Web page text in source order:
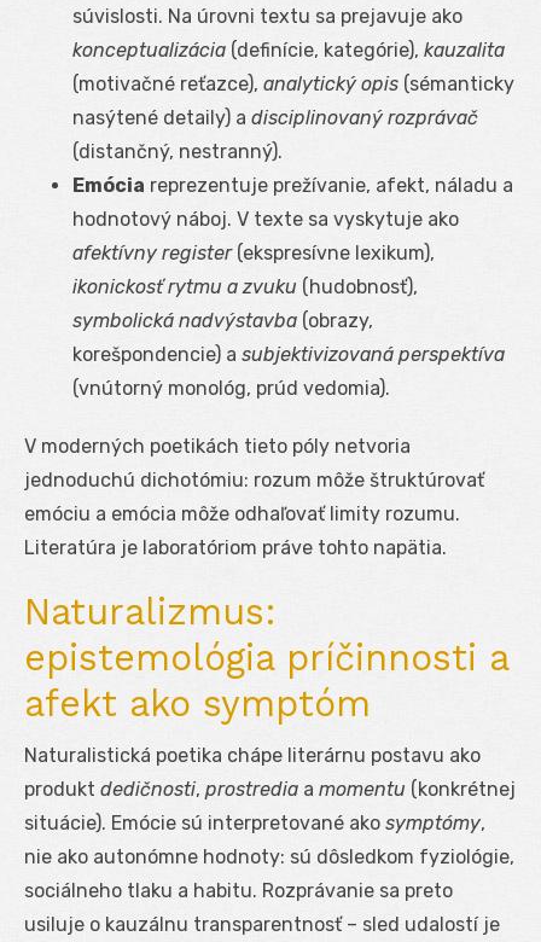
súvislosti. Na úrovni textu sa prejavuje ako
konceptualizácia (definície, kategórie), kauzalita
(motivačné reťazce), analytický opis (sémanticky
nasýtené detaily) a disciplinovaný rozprávač
(distančný, nestranný).
Emócia reprezentuje prežívanie, afekt, náladu a
hodnotový náboj. V texte sa vyskytuje ako
afektívny register(ekspresívne lexikum),
ikonickosť rytmu a zvuku (hudobnosť),
symbolická nadvýstavba (obrazy,
korešpondencie) a subjektivizovaná perspektíva
(vnútorný monológ, prúd vedomia).
V moderných poetikách tieto póly netvoria
jednoduchú dichotómiu: rozum môže štruktúrovať
emóciu a emócia môže odhaľovať limity rozumu.
Literatúra je laboratóriom práve tohto napätia.
Naturalizmus:
epistemológia príčinnosti a
afekt ako symptóm
Naturalistická poetika chápe literárnu postavu ako
produkt dedičnosti, prostredia a momentu (konkrétnej
situácie). Emócie sú interpretované ako symptómy,
nie ako autonómne hodnoty: sú dôsledkom fyziológie,
sociálneho tlaku a habitu. Rozprávanie sa preto
usiluje o kauzálnu transparentnosť – sled udalostí je